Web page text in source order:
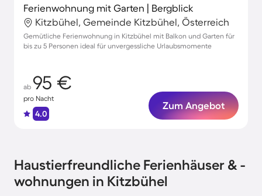
Ferienwohnung mit Garten | Bergblick
Kitzbühel, Gemeinde Kitzbühel, Österreich
Gemütliche Ferienwohnung in Kitzbühel mit Balkon und Garten für
bis zu 5 Personen ideal für unvergessliche Urlaubsmomente
ab 95 €
pro Nacht
4.0
Zum Angebot
Haustierfreundliche Ferienhäuser & -
wohnungen in Kitzbühel